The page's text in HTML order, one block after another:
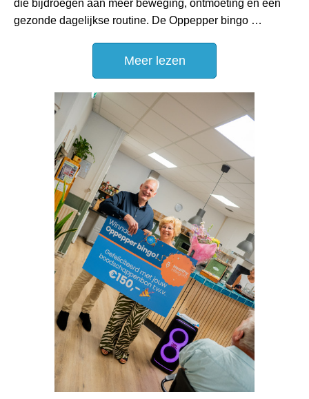
die bijdroegen aan meer beweging, ontmoeting en een
gezonde dagelijkse routine. De Oppepper bingo …
Meer lezen